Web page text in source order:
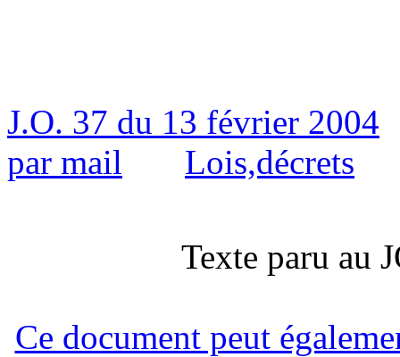
J.O. 37 du 13 février 2004
par mail
Lois,décrets
Texte paru au
Ce document peut